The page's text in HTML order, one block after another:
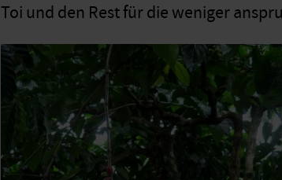
Toi und den Rest für die weniger